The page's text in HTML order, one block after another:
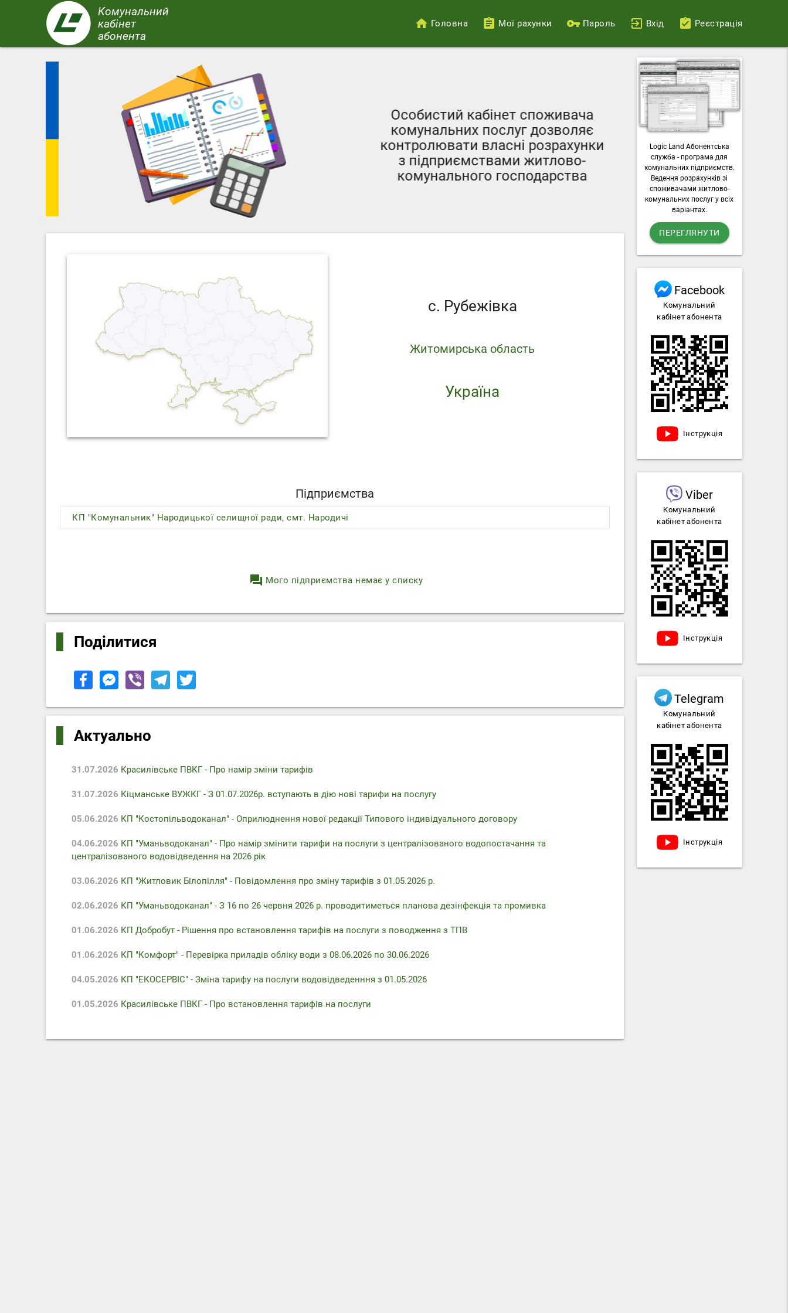
вмісту
Комунальний
кабінет
абонента
Головна Мої рахунки Пароль Вхід Реєстрація
Особистий кабінет споживача
комунальних послуг дозволяє
контролювати власні розрахунки
з підприємствами житлово-
комунального господарства
Ваш
можливості
лічильників,
комунальні
завантажувати
с. Рубежівка
Житомирська область
Україна
Підприємства
КП "Комунальник" Народицької селищної ради, смт. Народичі
question_answer Мого підприємства немає у списку
Поділитися
Актуально
31.07.2026 Красилівське ПВКГ - Про намір зміни тарифів
31.07.2026 Кіцманське ВУЖКГ - З 01.07.2026р. вступають в дію нові тарифи на послугу
05.06.2026 КП "Костопільводоканал" - Оприлюднення нової редакції Типового індивідуального договору
04.06.2026 КП "Уманьводоканал" - Про намір змінити тарифи на послуги з централізованого водопостачання та
централізованого водовідведення на 2026 рік
03.06.2026 КП "Житловик Білопілля" - Повідомлення про зміну тарифів з 01.05.2026 р.
02.06.2026 КП "Уманьводоканал" - З 16 по 26 червня 2026 р. проводитиметься планова дезінфекція та промивка
01.06.2026 КП Добробут - Pішення про встановлення тарифів на послуги з поводження з ТПВ
01.06.2026 КП "Комфорт" - Перевірка приладів обліку води з 08.06.2026 по 30.06.2026
04.05.2026 КП "ЕКОСЕРВІС" - Зміна тарифу на послуги водовідведенння з 01.05.2026
01.05.2026 Красилівське ПВКГ - Про встановлення тарифів на послуги
Logic Land Абонентська
служба - програма для
комунальних підприємств.
Ведення розрахунків зі
споживачами житлово-
комунальних послуг у всіх
варіантах.
ПЕРЕГЛЯНУТИ
Facebook
Комунальний
кабінет абонента
Інструкція
Viber
Комунальний
кабінет абонента
Інструкція
Telegram
Комунальний
кабінет абонента
Інструкція